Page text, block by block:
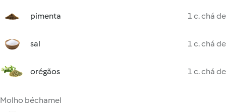
pimenta 1 c. chá de
sal 1 c. chá de
orégãos 1 c. chá de
Molho béchamel